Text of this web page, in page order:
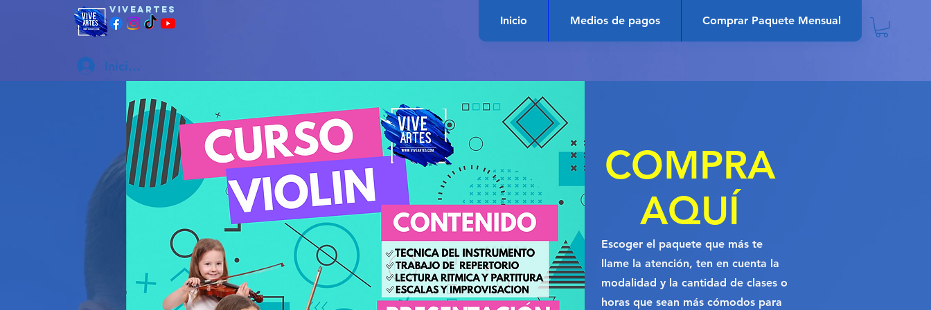
viveartes
Iniciar sesión
Inicio Medios de pagos Comprar Paquete Mensual
COMPRA
AQUÍ
Escoger el paquete que más te
llame la atención, ten en cuenta la
modalidad y la cantidad de clases o
horas que sean más cómodos para